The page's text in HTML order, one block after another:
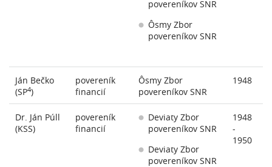
povereníkov SNR
Ôsmy Zbor
povereníkov SNR
Ján Bečko
(SP4)
povereník
financií
Ôsmy Zbor
povereníkov SNR
1948
Dr. Ján Púll
(KSS)
povereník
financií
Deviaty Zbor
povereníkov SNR
Deviaty Zbor
povereníkov SNR
1948
-
1950